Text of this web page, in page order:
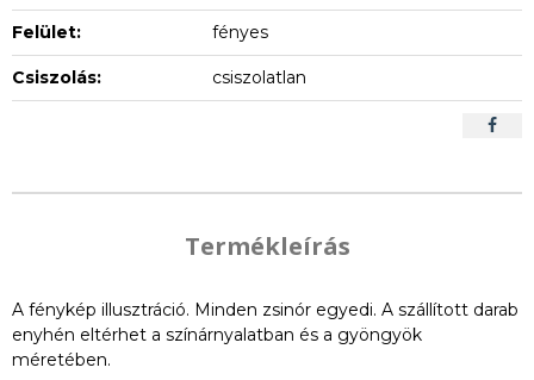
Felület: fényes
Csiszolás: csiszolatlan
Termékleírás
A fénykép illusztráció. Minden zsinór egyedi. A szállított darab
enyhén eltérhet a színárnyalatban és a gyöngyök
méretében.